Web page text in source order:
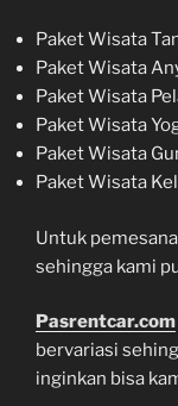
Paket Wisata
Paket Wisata
Paket Wisata
Paket Wisata
Paket Wisata
Paket Wisata
Untuk
sehingga kami
Pasrentcar.com
bervariasi
inginkan bisa